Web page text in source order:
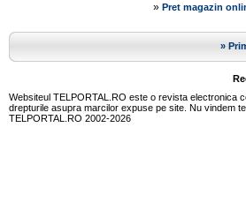
» Pret magazin
»
Websiteul TELPORTAL.RO este o revista electronica
drepturile asupra marcilor expuse pe site. Nu vindem
TELPORTAL.RO 2002-2026